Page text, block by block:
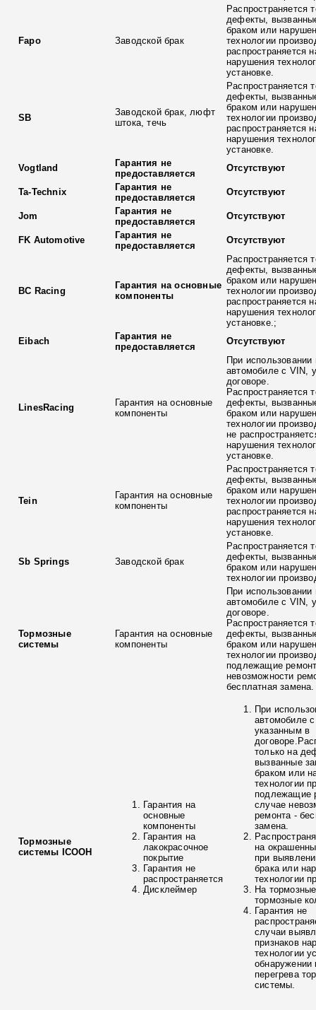
Fapo Заводской брак
Распространяется
дефекты,
браком или
технологии
распространяется
нарушения
установке.
SB
Заводской брак, люфт
штока, течь
Распространяется
дефекты,
браком или
технологии
распространяется
нарушения
установке.
Vogtland
Гарантия не
предоставляется
Отсутствуют
Ta-Technix
Гарантия не
предоставляется
Отсутствуют
Jom
Гарантия не
предоставляется
Отсутствуют
FK Automotive
Гарантия не
предоставляется
Отсутствуют
BC Racing
Гарантия на основные
компоненты
Распространяется
дефекты,
браком или
технологии
распространяется
нарушения
установке.;
Eibach
Гарантия не
предоставляется
Отсутствуют
LinesRacing
Гарантия на основные
компоненты
При использовании
автомобиле с VIN,
договоре.
Распространяется
дефекты,
браком или
технологии
не
нарушения
установке.
Tein
Гарантия на основные
компоненты
Распространяется
дефекты,
браком или
технологии
распространяется
нарушения
установке.
Sb Springs Заводской брак
Распространяется
дефекты,
браком или
технологии
Тормозные
системы
Гарантия на основные
компоненты
При использовании
автомобиле с VIN,
договоре.
Распространяется
дефекты,
браком или
технологии
подлежащие
невозможности
бесплатная замена.
Тормозные
системы ICOOH
Гарантия на
основные
компоненты
Гарантия на
лакокрасочное
покрытие
Гарантия не
распространяется
Дисклеймер
При
автомобиле
указанным в
только на
вызванные
браком или
технологии
подлежащие
случае
ремонта -
замена.
на
при
брака или
технологии
На
тормозные
Гарантия не
случаи
признаков
технологии
обнаружении
перегрева
системы.